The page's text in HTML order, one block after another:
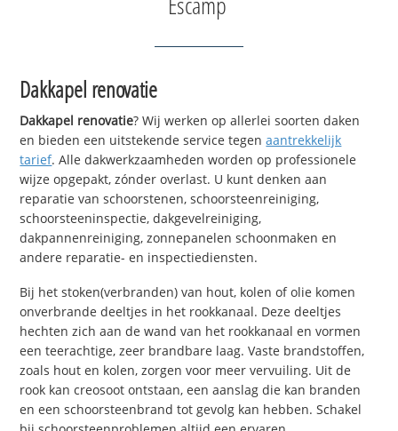
Dakkapel renovatie
Dakkapel renovatie? Wij werken op allerlei soorten daken
en bieden een uitstekende service tegenaantrekkelijk
tarief. Alle dakwerkzaamheden worden op professionele
wijze opgepakt, zónder overlast. U kunt denken aan
reparatie van schoorstenen, schoorsteenreiniging,
schoorsteeninspectie, dakgevelreiniging,
dakpannenreiniging, zonnepanelen schoonmaken en
andere reparatie- en inspectiediensten.
Bij het stoken(verbranden) van hout, kolen of olie komen
onverbrande deeltjes in het rookkanaal. Deze deeltjes
hechten zich aan de wand van het rookkanaal en vormen
een teerachtige, zeer brandbare laag. Vaste brandstoffen,
zoals hout en kolen, zorgen voor meer vervuiling. Uit de
rook kan creosoot ontstaan, een aanslag die kan branden
en een schoorsteenbrand tot gevolg kan hebben. Schakel